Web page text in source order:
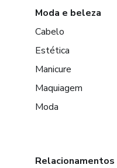
Moda e beleza
Cabelo
Estética
Manicure
Maquiagem
Moda
Relacionamentos